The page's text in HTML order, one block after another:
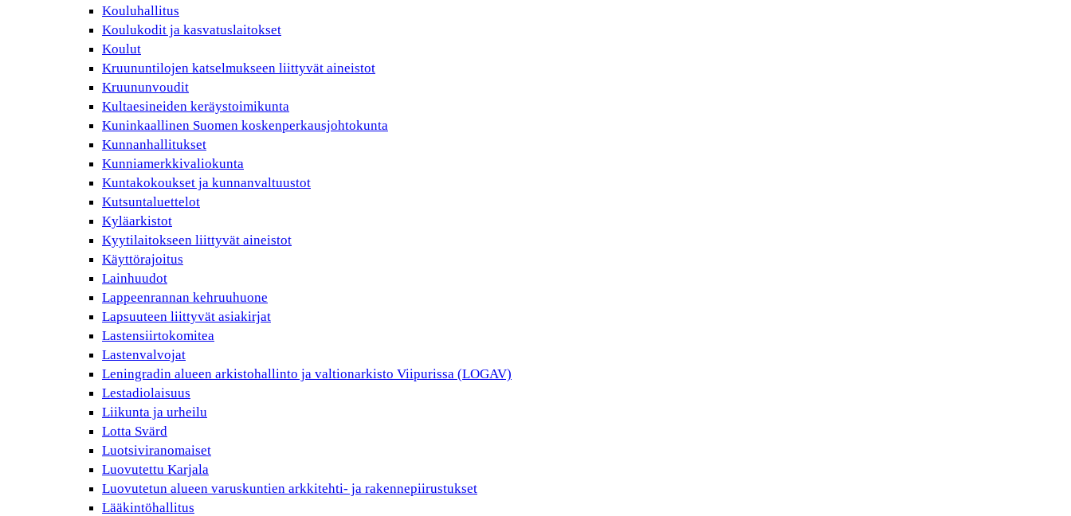
Kouluhallitus
Koulukodit ja kasvatuslaitokset
Koulut
Kruununtilojen katselmukseen liittyvät aineistot
Kruununvoudit
Kultaesineiden keräystoimikunta
Kuninkaallinen Suomen koskenperkausjohtokunta
Kunnanhallitukset
Kunniamerkkivaliokunta
Kuntakokoukset ja kunnanvaltuustot
Kutsuntaluettelot
Kyläarkistot
Kyytilaitokseen liittyvät aineistot
Käyttörajoitus
Lainhuudot
Lappeenrannan kehruuhuone
Lapsuuteen liittyvät asiakirjat
Lastensiirtokomitea
Lastenvalvojat
Leningradin alueen arkistohallinto ja valtionarkisto Viipurissa (LOGAV)
Lestadiolaisuus
Liikunta ja urheilu
Lotta Svärd
Luotsiviranomaiset
Luovutettu Karjala
Luovutetun alueen varuskuntien arkkitehti- ja rakennepiirustukset
Lääkintöhallitus